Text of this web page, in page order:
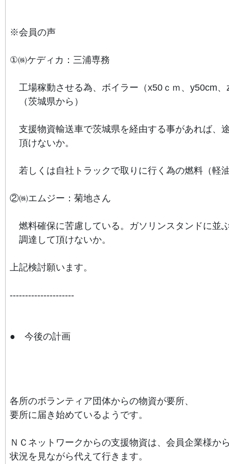
※会員の声
①㈱ケディカ：三浦専務
工場稼動させる為、ボイラー（x50ｃｍ、y50cm、
（茨城県から）
支援物資輸送車で茨城県を経由する事があれば、
頂けないか。
若しくは自社トラックで取りに行く為の燃料（軽
②㈱エムジー：菊地さん
燃料確保に苦慮している。 ガソリンスタンドに並
調達して頂けないか。
上記検討願います。
---------------------
● 今後の計画
各所のボランティア団体からの物資が要所、
要所に届き始めているようです。
ＮＣネットワークからの支援物資は、会員企業様か
状況を見ながら代えて行きます。